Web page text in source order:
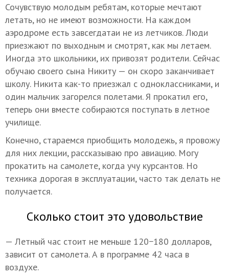
Сочувствую молодым ребятам, которые мечтают
летать, но не имеют возможности. На каждом
аэродроме есть завсегдатаи не из летчиков. Люди
приезжают по выходным и смотрят, как мы летаем.
Иногда это школьники, их привозят родители. Сейчас
обучаю своего сына Никиту — он скоро заканчивает
школу. Никита как-то приезжал с одноклассниками, и
один мальчик загорелся полетами. Я прокатил его,
теперь они вместе собираются поступать в летное
училище.
Конечно, стараемся приобщить молодежь, я провожу
для них лекции, рассказываю про авиацию. Могу
прокатить на самолете, когда учу курсантов. Но
техника дорогая в эксплуатации, часто так делать не
получается.
Сколько стоит это удовольствие
— Летный час стоит не меньше 120−180 долларов,
зависит от самолета. А в программе 42 часа в
воздухе.